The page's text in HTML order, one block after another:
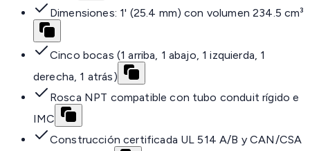
Dimensiones: 1' (25.4 mm) con volumen 234.5 cm³
Cinco bocas (1 arriba, 1 abajo, 1 izquierda, 1
derecha, 1 atrás)
Rosca NPT compatible con tubo conduit rígido e
IMC
Construcción certificada UL 514 A/B y CAN/CSA